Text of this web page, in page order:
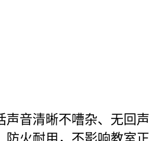
声音清晰不嘈杂、无回声